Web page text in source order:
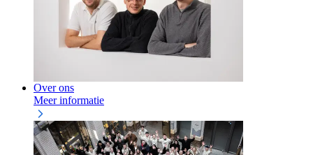
Over ons
Meer informatie